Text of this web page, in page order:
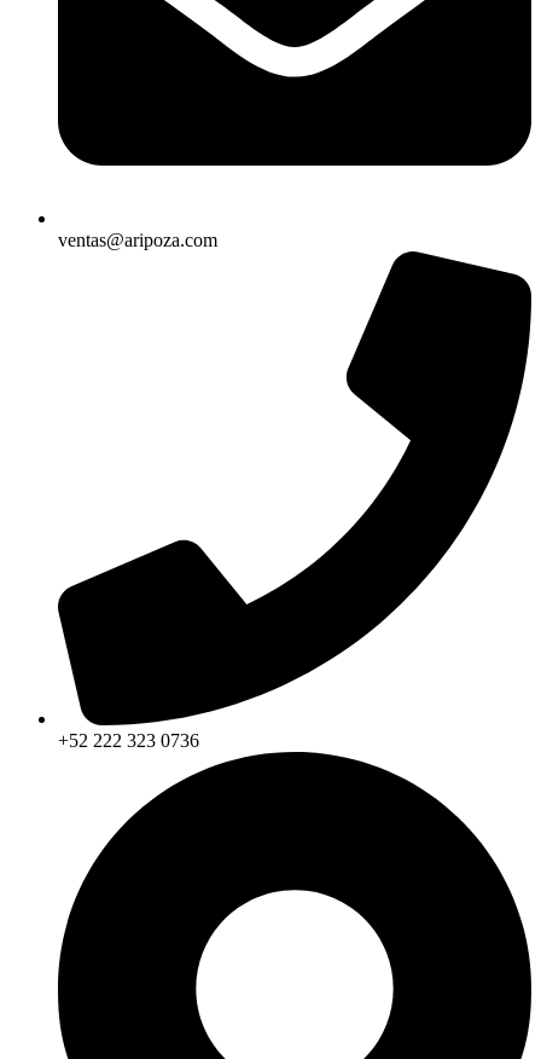
ventas@aripoza.com
+52 222 323 0736